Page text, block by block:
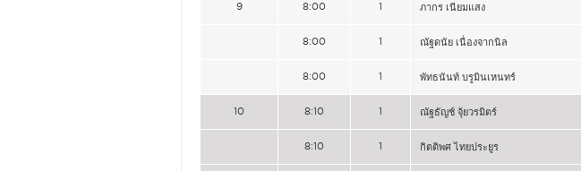
9 8:00 1 ภากร เนียมแสง
8:00 1 ณัฐดนัย เนื่องจากนิล
8:00 1 พัทธนันท์ บรูมินเหนทร์
10 8:10 1 ณัฐธัญช์ จุ้ยวรมิตร์
8:10 1 กิตติพศ ไทยประยูร